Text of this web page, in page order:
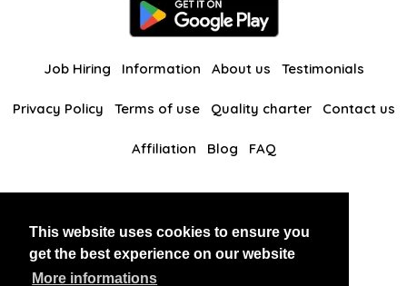
This website uses cookies to ensure you
get the best experience on our website
More informations
Job Hiring Information About us Testimonials
Privacy Policy Terms of use Quality charter Contact us
Affiliation Blog FAQ
BlackAndBeauties RussianKisses